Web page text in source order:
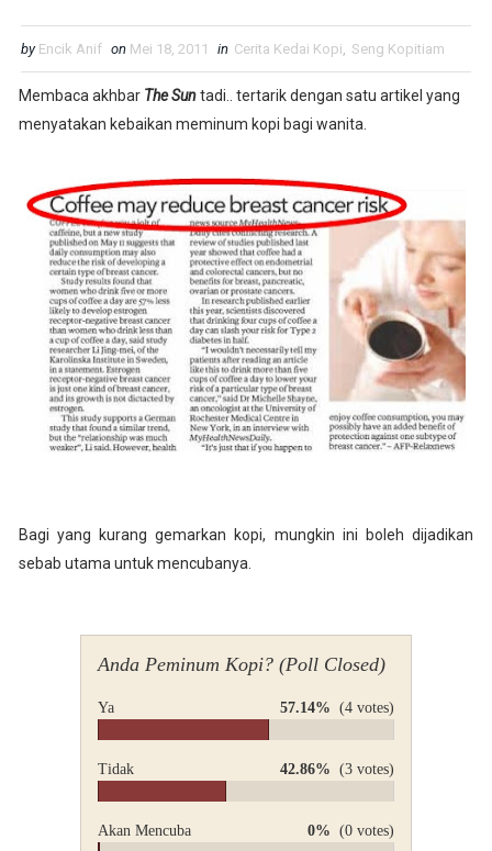
by Encik Anif on Mei 18, 2011 in Cerita Kedai Kopi, Seng Kopitiam
Membaca akhbar The Suntadi.. tertarik dengan satu artikel yang
menyatakan kebaikan meminum kopi bagi wanita.
Bagi yang kurang gemarkan kopi, mungkin ini boleh dijadikan
sebab utama untuk mencubanya.
Anda Peminum Kopi? (Poll Closed)
Ya 57.14% (4 votes)
Tidak 42.86% (3 votes)
Akan Mencuba 0% (0 votes)